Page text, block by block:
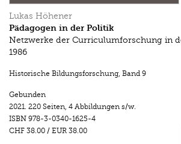
Lukas Höhener
Pädagogen in der Politik
Netzwerke der Curriculumforschung in
1986
Historische Bildungsforschung, Band 9
Gebunden
2021. 220 Seiten, 4 Abbildungen s/w.
ISBN 978-3-0340-1625-4
CHF 38.00 / EUR 38.00